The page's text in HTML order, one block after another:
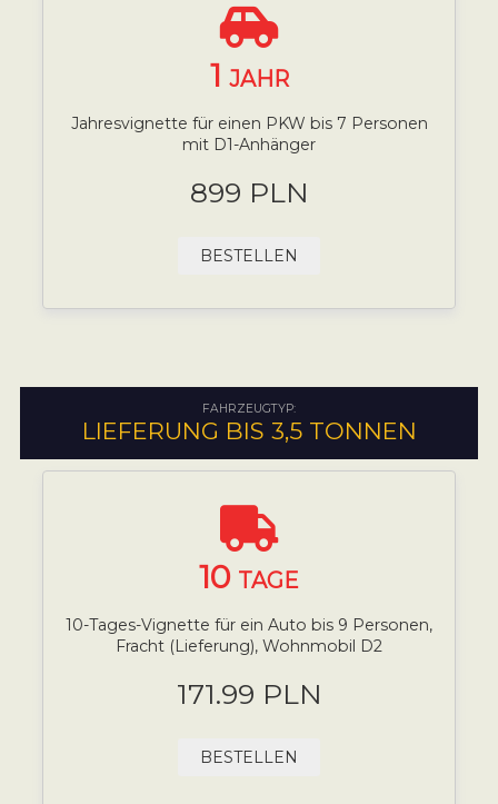
1 JAHR
Jahresvignette für einen PKW bis 7 Personen
mit D1-Anhänger
899 PLN
BESTELLEN
FAHRZEUGTYP:
LIEFERUNG BIS 3,5 TONNEN
10 TAGE
10-Tages-Vignette für ein Auto bis 9 Personen,
Fracht (Lieferung), Wohnmobil D2
171.99 PLN
BESTELLEN